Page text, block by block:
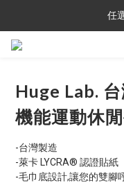
任
任
Huge Lab.
機能運動休
-台灣製造
-萊卡 LYCRA® 認證貼紙
-毛巾底設計,讓您的雙腳